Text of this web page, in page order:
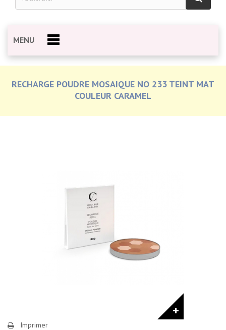
MENU
RECHARGE POUDRE MOSAIQUE NO 233 TEINT MAT
COULEUR CARAMEL
Imprimer